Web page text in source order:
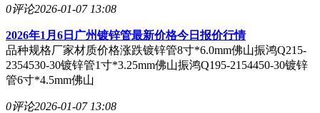
0评论2026-01-07 13:08
2026年1月6日广州镀锌管最新价格今日报价行情
品种规格厂家材质价格涨跌镀锌管8寸*6.0mm佛山振鸿Q215-
2354530-30镀锌管1寸*3.25mm佛山振鸿Q195-2154450-30镀锌
管6寸*4.5mm佛山
0评论2026-01-07 13:08